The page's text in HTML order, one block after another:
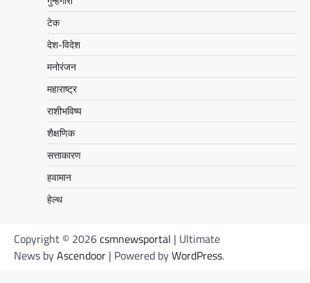
टेक
देश-विदेश
मनोरंजन
महाराष्ट्र
राशीभविष्य
शैक्षणिक
सत्ताकारण
हवामान
हेल्थ
Copyright © 2026csmnewsportal | Ultimate
News byAscendoor | Powered byWordPress.